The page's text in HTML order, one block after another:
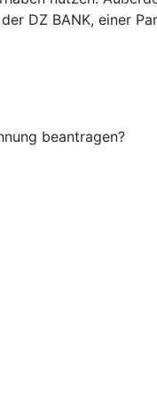
DZ BANK, einer
beantragen?